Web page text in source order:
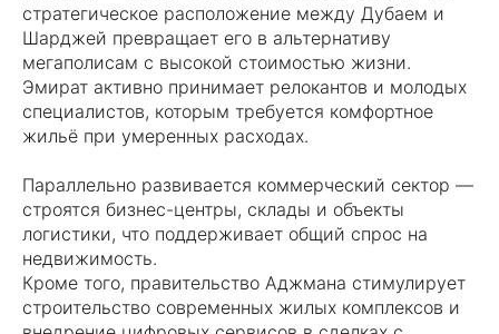
стратегическое расположение между Дубаем и
Шарджей превращает его в альтернативу
мегаполисам с высокой стоимостью жизни.
Эмират активно принимает релокантов и молодых
специалистов, которым требуется комфортное
жильё при умеренных расходах.
Параллельно развивается коммерческий сектор —
строятся бизнес-центры, склады и объекты
логистики, что поддерживает общий спрос на
недвижимость.
Кроме того, правительство Аджмана стимулирует
строительство современных жилых комплексов и